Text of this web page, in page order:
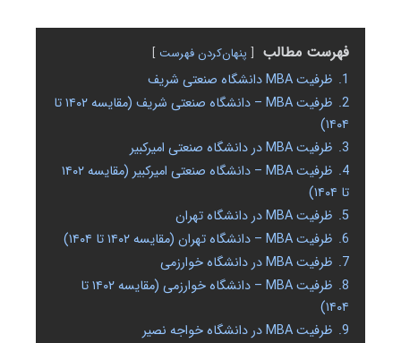
فهرست مطالب پنهان‌کردن فهرست
1. ظرفیت MBA دانشگاه صنعتی شریف
2.
ظرفیت MBA – دانشگاه صنعتی شریف (مقایسه ۱۴۰۲ تا
۱۴۰۴)
3. ظرفیت MBA در دانشگاه صنعتی امیرکبیر
4.
ظرفیت MBA – دانشگاه صنعتی امیرکبیر (مقایسه ۱۴۰۲
تا ۱۴۰۴)
5. ظرفیت MBA در دانشگاه تهران
6. ظرفیت MBA – دانشگاه تهران (مقایسه ۱۴۰۲ تا ۱۴۰۴)
7. ظرفیت MBA در دانشگاه خوارزمی
8.
ظرفیت MBA – دانشگاه خوارزمی (مقایسه ۱۴۰۲ تا
۱۴۰۴)
9. ظرفیت MBA در دانشگاه خواجه نصیر